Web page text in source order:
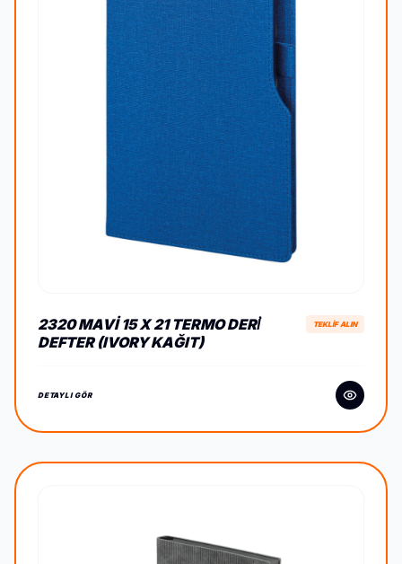
2320 MAVI 15 X 21 TERMO DERİ
DEFTER (IVORY KAĞIT)
TEKLİF ALIN
DETAYLI GÖR